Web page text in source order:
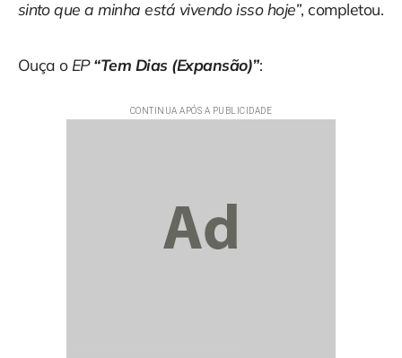
sinto que a minha está vivendo isso hoje”, completou.
Ouça o EP “Tem Dias (Expansão)”: